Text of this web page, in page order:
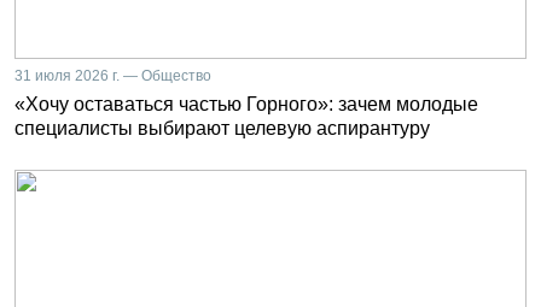
31 июля 2026 г. — Общество
«Хочу оставаться частью Горного»: зачем молодые
специалисты выбирают целевую аспирантуру